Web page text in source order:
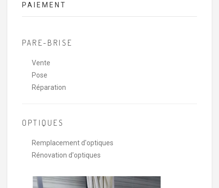
PAIEMENT
PARE-BRISE
Vente
Pose
Réparation
OPTIQUES
Remplacement d'optiques
Rénovation d'optiques